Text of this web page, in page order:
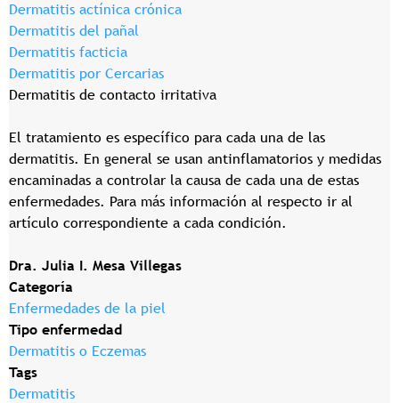
Dermatitis actínica crónica
Dermatitis del pañal
Dermatitis facticia
Dermatitis por Cercarias
Dermatitis de contacto irritativa
El tratamiento es específico para cada una de las
dermatitis. En general se usan antinflamatorios y medidas
encaminadas a controlar la causa de cada una de estas
enfermedades. Para más información al respecto ir al
artículo correspondiente a cada condición.
Dra. Julia I. Mesa Villegas
Categoría
Enfermedades de la piel
Tipo enfermedad
Dermatitis o Eczemas
Tags
Dermatitis